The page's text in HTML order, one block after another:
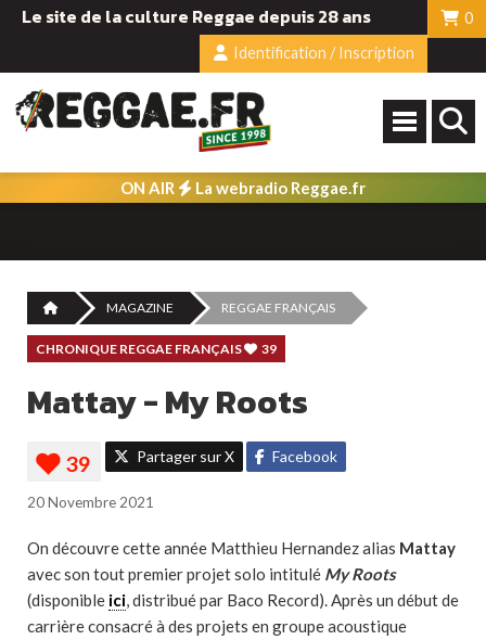
Le site de la culture Reggae depuis 28 ans
0
Identification / Inscription
ON AIR La webradio Reggae.fr
MAGAZINE REGGAE FRANÇAIS
CHRONIQUE REGGAE FRANÇAIS 39
Mattay - My Roots
Partager sur X Facebook
20 Novembre 2021
On découvre cette année Matthieu Hernandez alias Mattay
avec son tout premier projet solo intitulé My Roots
(disponible ici, distribué par Baco Record). Après un début de
carrière consacré à des projets en groupe acoustique